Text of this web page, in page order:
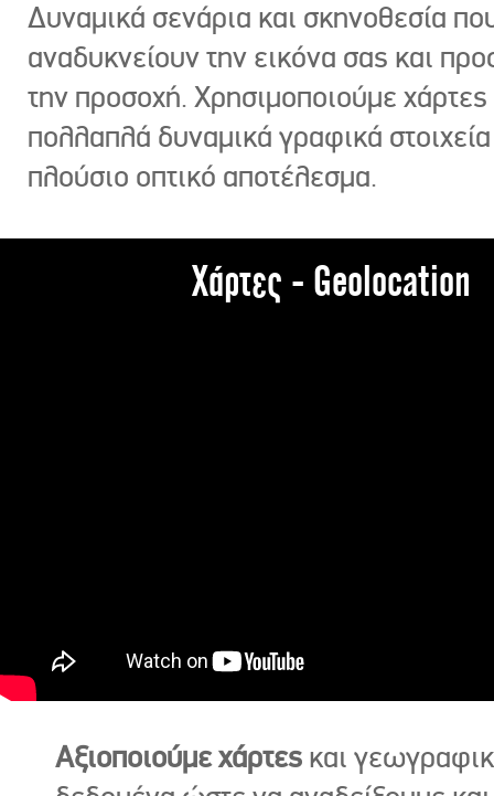
Δυναμικά σενάρια και σκηνοθεσία
αναδυκνείουν την εικόνα σας και
την προσοχή. Χρησιμοποιούμε χάρτες
πολλαπλά δυναμικά γραφικά στοιχεία
πλούσιο οπτικό αποτέλεσμα.
Χάρτες - Geolocation
Αξιοποιούμε χάρτες και